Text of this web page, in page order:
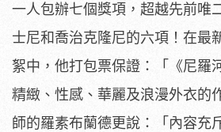
一人包辦七個獎項， 超越先前唯
士尼和喬治克隆尼的六項！在最
絮中，他打包票保證：「《尼羅
精緻、性感、華麗及浪漫外衣的
師的羅素布蘭德更說：「內容充